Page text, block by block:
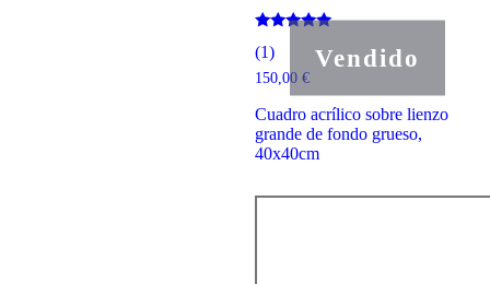
Vendido
con
5.00
de 5
(1)
150,00 €
Cuadro acrílico sobre lienzo
grande de fondo grueso,
40x40cm